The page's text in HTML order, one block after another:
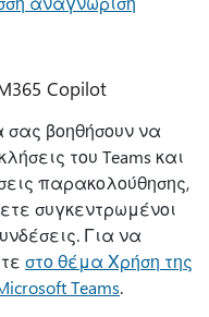
Copilot
σας βοηθήσουν να
του Teams και
παρακολούθησης,
συγκεντρωμένοι
Για να
στο θέμα Χρήση της
Teams.